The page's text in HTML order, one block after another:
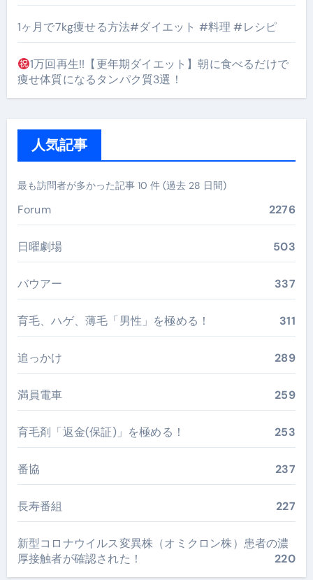
1ヶ月で7kg痩せる方法#ダイエット #料理 #レシピ
1万回再生!!【更年期ダイエット】朝に食べるだけで
痩せ体質になるタンパク質3選！
人気記事
最も訪問者が多かった記事 10 件 (過去 28 日間)
Forum 2276
日曜劇場 503
バウアー 337
育毛、ハゲ、薄毛「男性」を極める！ 311
追っかけ 289
満員電車 259
育毛剤「返金(保証)」を極める！ 253
番協 237
長寿番組 227
新型コロナウイルス変異株（オミクロン株）患者の濃
厚接触者が確認された！
220